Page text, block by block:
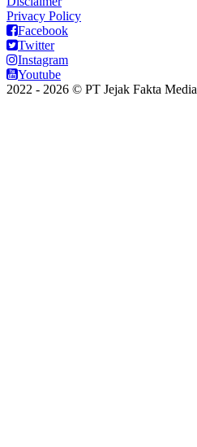
Privacy Policy
Facebook
Twitter
Instagram
Youtube
2022 - 2026 © PT Jejak Fakta Media